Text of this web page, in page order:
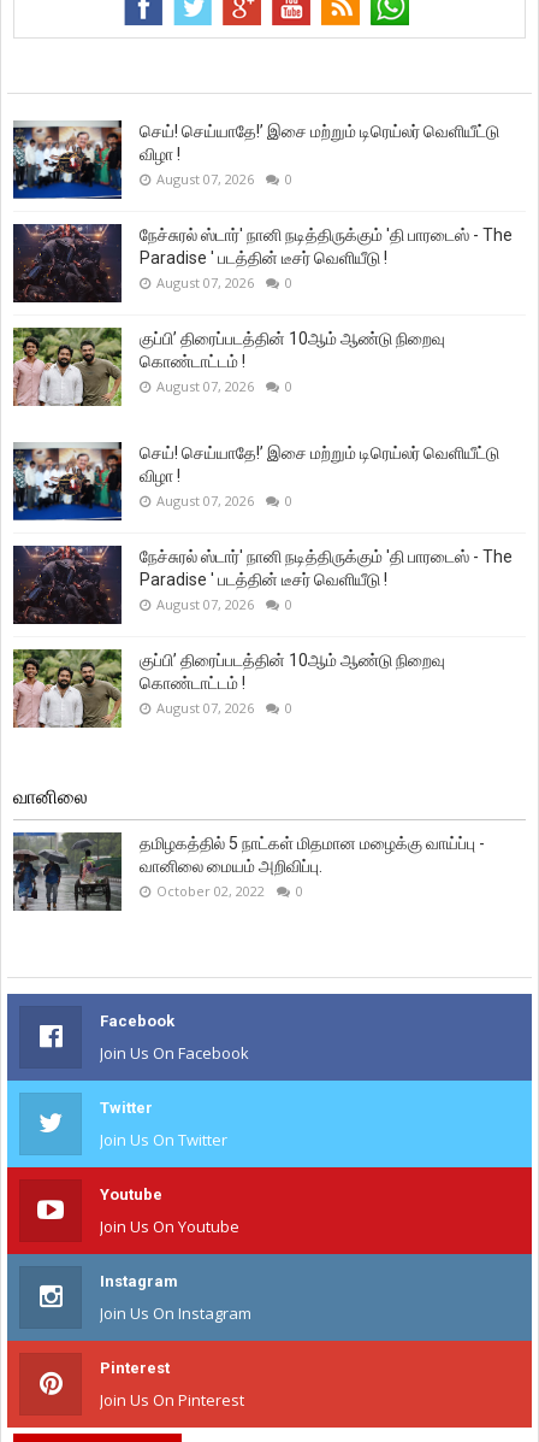
செய்! செய்யாதே!’ இசை மற்றும் டிரெய்லர் வெளியீட்டு
விழா !
August 07, 2026 0
நேச்சுரல் ஸ்டார்' நானி நடித்திருக்கும் 'தி பாரடைஸ் - The
Paradise ' படத்தின் டீசர் வெளியீடு !
August 07, 2026 0
குப்பி’ திரைப்படத்தின் 10ஆம் ஆண்டு நிறைவு
கொண்டாட்டம் !
August 07, 2026 0
செய்! செய்யாதே!’ இசை மற்றும் டிரெய்லர் வெளியீட்டு
விழா !
August 07, 2026 0
நேச்சுரல் ஸ்டார்' நானி நடித்திருக்கும் 'தி பாரடைஸ் - The
Paradise ' படத்தின் டீசர் வெளியீடு !
August 07, 2026 0
குப்பி’ திரைப்படத்தின் 10ஆம் ஆண்டு நிறைவு
கொண்டாட்டம் !
August 07, 2026 0
வானிலை
தமிழகத்தில் 5 நாட்கள் மிதமான மழைக்கு வாய்ப்பு -
வானிலை மையம் அறிவிப்பு.
October 02, 2022 0
Facebook
Join Us On Facebook
Twitter
Join Us On Twitter
Youtube
Join Us On Youtube
Instagram
Join Us On Instagram
Pinterest
Join Us On Pinterest